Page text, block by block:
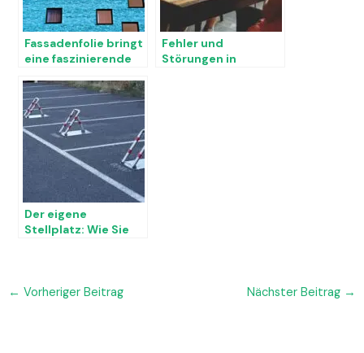
Fassadenfolie bringt
eine faszinierende
Fehler und
Störungen in
Der eigene
Stellplatz: Wie Sie
← Vorheriger Beitrag Nächster Beitrag →